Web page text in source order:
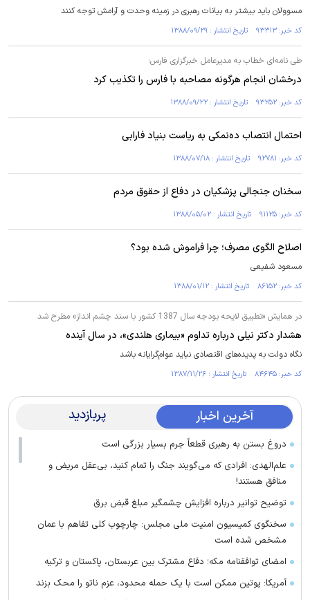
مسوولان باید بیشتر به بیانات رهبری در زمینه وحدت و آرامش توجه کنند
کد خبر: ۹۳۳۱۳ تاریخ انتشار : ۱۳۸۸/۰۹/۲۹
طی نامه‌ای خطاب به مدیرعامل خبرگزاری فارس؛
درخشان انجام هرگونه مصاحبه با فارس را تکذیب کرد
کد خبر: ۹۳۲۵۲ تاریخ انتشار : ۱۳۸۸/۰۹/۲۲
احتمال انتصاب ده‌نمکی به ریاست بنیاد فارابی
کد خبر: ۹۲۷۸۱ تاریخ انتشار : ۱۳۸۸/۰۷/۱۸
سخنان جنجالی پزشکیان در دفاع از حقوق مردم
کد خبر: ۹۱۱۲۵ تاریخ انتشار : ۱۳۸۸/۰۵/۰۲
اصلاح الگوی مصرف؛ چرا فراموش شده بود؟
مسعود شفیعی
کد خبر: ۸۶۱۵۲ تاریخ انتشار : ۱۳۸۸/۰۱/۱۲
در همایش «تطبیق لایحه بودجه سال 1387 کشور با سند چشم انداز» مطرح شد
هشدار دکتر نیلی درباره تداوم «بیماری هلندی»، در سال آینده
نگاه دولت به پدیده‌های اقتصادی نباید عوام‌گرایانه باشد
کد خبر: ۸۴۶۴۵ تاریخ انتشار : ۱۳۸۷/۱۱/۲۶
آخرین اخبار پربازدید
دروغ بستن به رهبری قطعاً جرم بسیار بزرگی است
علم‌الهدی: افرادی که می‌گویند جنگ را تمام کنید، بی‌عقل مریض و
منافق هستند!
توضیح توانیر درباره افزایش چشمگیر مبلغ قبض برق
سخنگوی کمیسیون امنیت ملی مجلس: چارچوب کلی تفاهم با عمان
مشخص شده است
امضای توافقنامه مکه؛ دفاع مشترک بین عربستان، پاکستان و ترکیه
آمریکا: پوتین ممکن است با یک حمله محدود، عزم ناتو را محک بزند